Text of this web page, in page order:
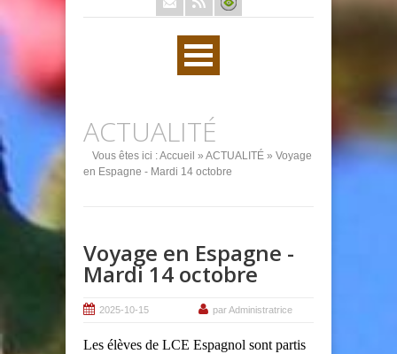
ACTUALITÉ
Vous êtes ici :Accueil » ACTUALITÉ » Voyage
en Espagne - Mardi 14 octobre
Voyage en Espagne -
Mardi 14 octobre
2025-10-15 par Administratrice
Les élèves de LCE Espagnol sont partis